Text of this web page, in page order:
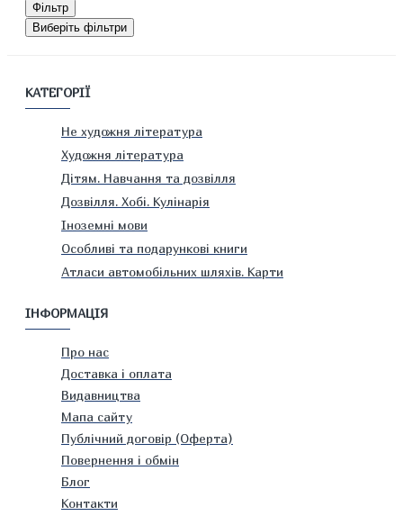
Фільтр
Виберіть фільтри
КАТЕГОРІЇ
Не художня література
Художня література
Дітям. Навчання та дозвілля
Дозвілля. Хобі. Кулінарія
Іноземні мови
Особливі та подарункові книги
Атласи автомобільних шляхів. Карти
ІНФОРМАЦІЯ
Про нас
Доставка і оплата
Видавництва
Мапа сайту
Публічний договір (Оферта)
Повернення і обмін
Блог
Контакти